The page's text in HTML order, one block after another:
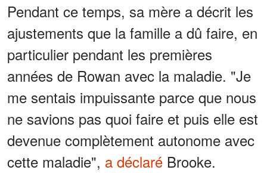
Pendant ce temps, sa mère a décrit les
ajustements que la famille a dû faire, en
particulier pendant les premières
années de Rowan avec la maladie. "Je
me sentais impuissante parce que nous
ne savions pas quoi faire et puis elle est
devenue complètement autonome avec
cette maladie", a déclaré Brooke.